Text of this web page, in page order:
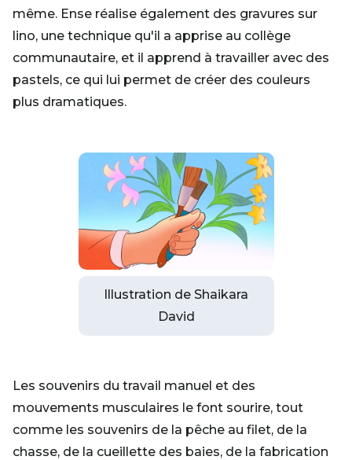
même. Ense réalise également des gravures sur
lino, une technique qu'il a apprise au collège
communautaire, et il apprend à travailler avec des
pastels, ce qui lui permet de créer des couleurs
plus dramatiques.
Illustration de Shaikara
David
Les souvenirs du travail manuel et des
mouvements musculaires le font sourire, tout
comme les souvenirs de la pêche au filet, de la
chasse, de la cueillette des baies, de la fabrication